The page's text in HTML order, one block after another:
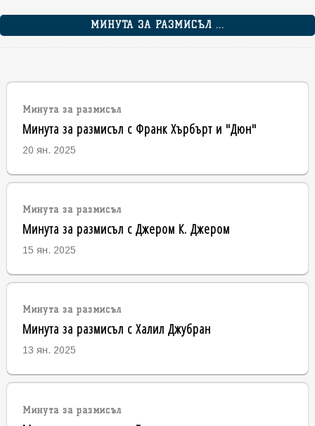
МИНУТА ЗА РАЗМИСЪЛ ...
Минута за размисъл
Минута за размисъл с Франк Хърбърт и "Дюн"
20 ян. 2025
Минута за размисъл
Минута за размисъл с Джером К. Джером
15 ян. 2025
Минута за размисъл
Минута за размисъл с Халил Джубран
13 ян. 2025
Минута за размисъл